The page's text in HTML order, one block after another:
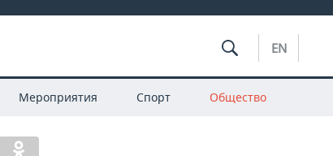
EN
Мероприятия Спорт Общество